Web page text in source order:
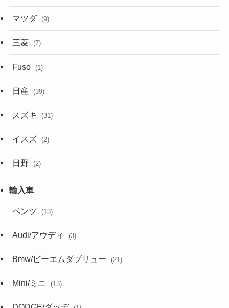
マツダ (9)
三菱 (7)
Fuso (1)
日産 (39)
スズキ (31)
イスズ (2)
日野 (2)
ベンツ (13)
Audi/アウディ (3)
Bmw/ビーエムダブリュー (21)
Mini/ミニ (13)